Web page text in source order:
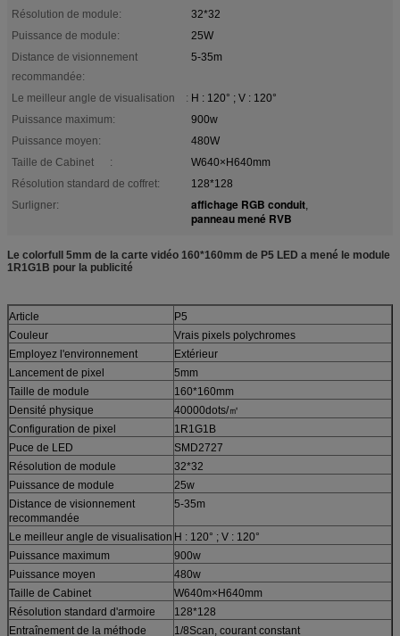
Résolution de module:
32*32
Puissance de module:
25W
Distance de visionnement
recommandée:
5-35m
Le meilleur angle de visualisation : H : 120° ; V : 120°
Puissance maximum:
900w
Puissance moyen:
480W
Taille de Cabinet :
W640×H640mm
Résolution standard de coffret:
128*128
Surligner:
affichage RGB conduit,
panneau mené RVB
Le colorfull 5mm de la carte vidéo 160*160mm de P5 LED a mené le module
1R1G1B pour la publicité
Article
P5
Couleur
Vrais pixels polychromes
Employez l'environnement
Extérieur
Lancement de pixel
5mm
Taille de module
160*160mm
Densité physique
40000dots/㎡
Configuration de pixel
1R1G1B
Puce de LED
SMD2727
Résolution de module
32*32
Puissance de module
25w
Distance de visionnement
recommandée
5-35m
Le meilleur angle de visualisation H : 120° ; V : 120°
Puissance maximum
900w
Puissance moyen
480w
Taille de Cabinet
W640m×H640mm
Résolution standard d'armoire
128*128
Entraînement de la méthode
1/8Scan, courant constant